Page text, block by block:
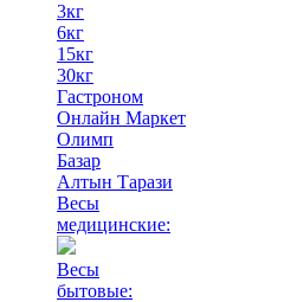
3кг
6кг
15кг
30кг
Гастроном
Онлайн Маркет
Олимп
Базар
Алтын Тарази
Весы
медицинские:
Весы
бытовые: